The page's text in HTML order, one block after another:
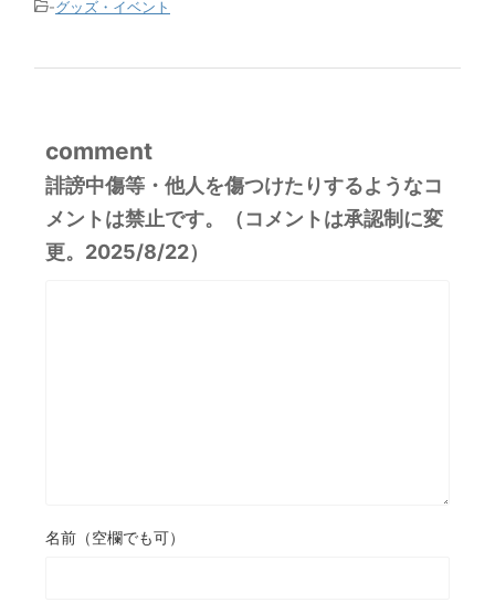
-グッズ・イベント
comment
誹謗中傷等・他人を傷つけたりするようなコ
メントは禁止です。（コメントは承認制に変
更。2025/8/22）
名前（空欄でも可）